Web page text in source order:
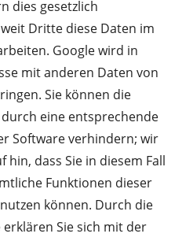
dies gesetzlich
Dritte diese Daten im
Google wird in
mit anderen Daten von
Sie können die
eine entsprechende
Software verhindern; wir
hin, dass Sie in diesem Fall
Funktionen dieser
können. Durch die
Sie sich mit der